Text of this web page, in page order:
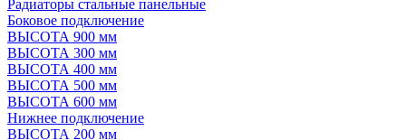
Радиаторы стальные панельные
Боковое подключение
ВЫСОТА 900 мм
ВЫСОТА 300 мм
ВЫСОТА 400 мм
ВЫСОТА 500 мм
ВЫСОТА 600 мм
Нижнее подключение
ВЫСОТА 200 мм